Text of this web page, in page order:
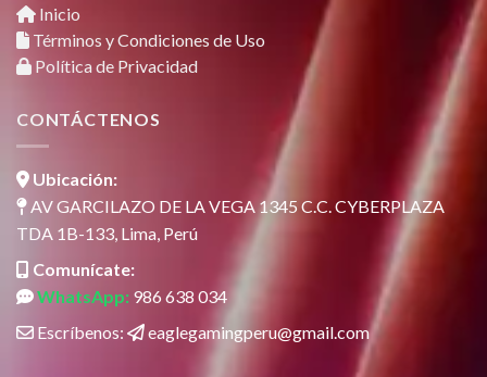
Inicio
Términos y Condiciones de Uso
Política de Privacidad
CONTÁCTENOS
Ubicación:
AV GARCILAZO DE LA VEGA 1345 C.C. CYBERPLAZA
TDA 1B-133, Lima, Perú
Comunícate:
WhatsApp: 986 638 034
Escríbenos:
eaglegamingperu@gmail.com